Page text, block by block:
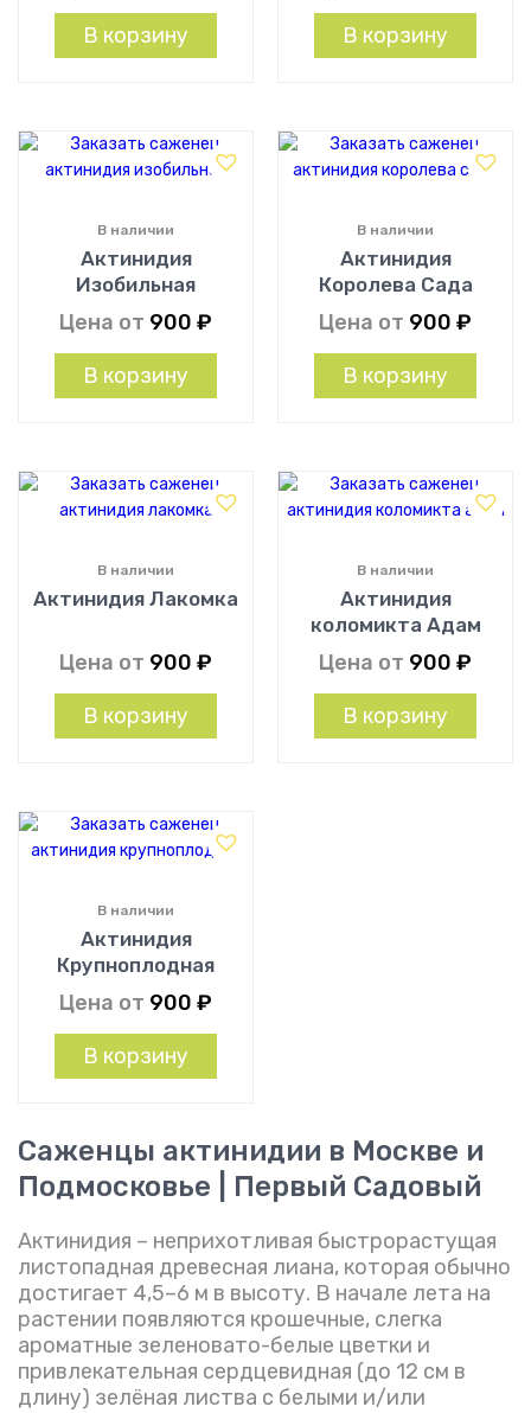
В корзину В корзину
Актинидия
Изобильная
В наличии
Цена от 900 ₽
В корзину
Актинидия
Королева Сада
В наличии
Цена от 900 ₽
В корзину
Актинидия Лакомка
В наличии
Цена от 900 ₽
В корзину
Актинидия
коломикта Адам
В наличии
Цена от 900 ₽
В корзину
Актинидия
Крупноплодная
В наличии
Цена от 900 ₽
В корзину
Саженцы актинидии в Москве и
Подмосковье | Первый Садовый
Актинидия – неприхотливая быстрорастущая
листопадная древесная лиана, которая обычно
достигает 4,5–6 м в высоту. В начале лета на
растении появляются крошечные, слегка
ароматные зеленовато-белые цветки и
привлекательная сердцевидная (до 12 см в
длину) зелёная листва с белыми и/или